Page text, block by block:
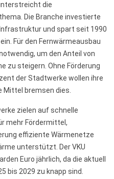
die
Die Branche investierte
und spart seit 1990
Für den Fernwärmeausbau
um den Anteil von
zu steigern. Ohne Förderung
der Stadtwerke wollen ihre
Mittel bremsen dies.
zielen auf schnelle
mehr Fördermittel,
effiziente Wärmenetze
unterstützt. Der VKU
Euro jährlich, da die aktuell
bis 2029 zu knapp sind.